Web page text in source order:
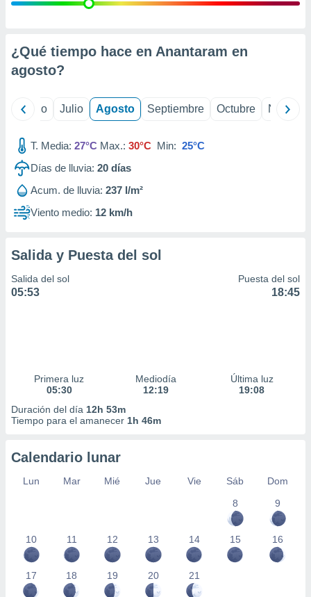
e
mediante
de
1199
¿Qué tiempo hace en Anantaram en
agosto?
Junio Julio Agosto Septiembre Octubre
T. Media: 27°C Max.: 30°C Min: 25°C
Días de lluvia: 20 días
Acum. de lluvia: 237 l/m²
Viento medio: 12 km/h
Salida y Puesta del sol
Salida del sol
05:53
Puesta del sol
18:45
Primera luz
05:30
Mediodía
12:19
Última luz
19:08
Duración del día 12h 53m
Tiempo para el amanecer 1h 46m
Calendario lunar
Lun Mar Mié Jue Vie Sáb
Dom
8
9
10 11 12 13 14 15 16
17 18 19 20 21